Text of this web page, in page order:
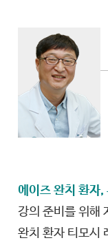
에이즈 완치 환자
강의 준비를 위해
완치 환자 티모